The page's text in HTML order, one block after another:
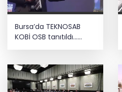
Bursa’da TEKNOSAB
KOBİ OSB tanıtıldı...
dönem